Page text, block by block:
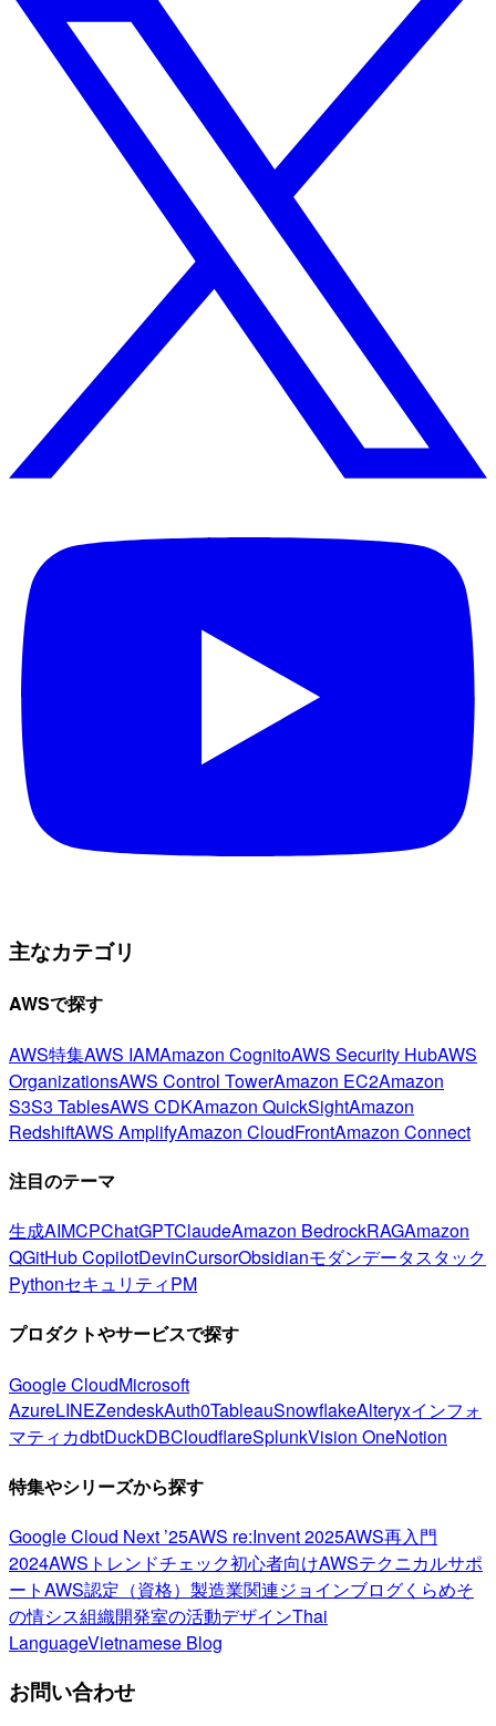
主なカテゴリ
AWSで探す
AWS特集AWS IAMAmazon CognitoAWS Security HubAWS
OrganizationsAWS Control TowerAmazon EC2Amazon
S3S3 TablesAWS CDKAmazon QuickSightAmazon
RedshiftAWS AmplifyAmazon CloudFrontAmazon Connect
注目のテーマ
生成AIMCPChatGPTClaudeAmazon BedrockRAGAmazon
QGitHub CopilotDevinCursorObsidianモダンデータスタック
PythonセキュリティPM
プロダクトやサービスで探す
Google CloudMicrosoft
AzureLINEZendeskAuth0TableauSnowflakeAlteryxインフォ
マティカdbtDuckDBCloudflareSplunkVision OneNotion
特集やシリーズから探す
Google Cloud Next ’25AWS re:Invent 2025AWS再入門
2024AWSトレンドチェック初心者向けAWSテクニカルサポ
ートAWS認定（資格） 製造業関連ジョインブログくらめそ
の情シス組織開発室の活動デザインThai
LanguageVietnamese Blog
お問い合わせ